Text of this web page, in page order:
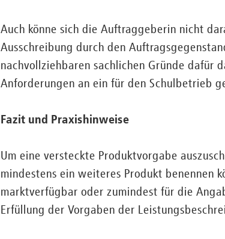
Auch könne sich die Auftraggeberin nicht
Ausschreibung durch den
nachvollziehbaren sachlichen Gründe dafür
Anforderungen an ein für den Schulbetrieb
Fazit und Praxishinweise
Um eine versteckte Produktvorgabe
mindestens ein weiteres Produkt benennen
marktverfügbar oder zumindest für die
Erfüllung der Vorgaben der